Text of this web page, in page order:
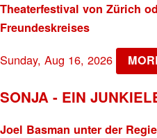
Theaterfestival von Zürich
Freundeskreises
Sunday, Aug 16, 2026
SONJA - EIN
Joel Basman unter der